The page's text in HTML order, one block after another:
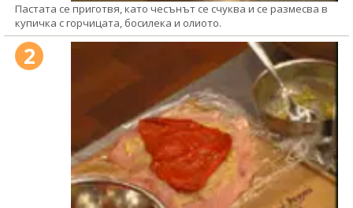
Пастата се приготвя, като чесънът се счуква и се размесва в
купичка с горчицата, босилека и олиото.
2